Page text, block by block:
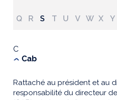
Q R S T U V W X Y
C
Cab
Rattaché au président et au
responsabilité du directeur